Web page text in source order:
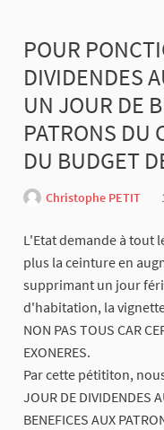
POUR
DIVIDENDES
UN JOUR DE
PATRONS DU
DU BUDGET
Christophe PETIT
L'Etat demande à tout
plus la ceinture en
supprimant un jour
d'habitation, la
NON PAS TOUS CAR
EXONERES.
Par cette pétititon,
JOUR DE DIVIDENDES
BENEFICES AUX